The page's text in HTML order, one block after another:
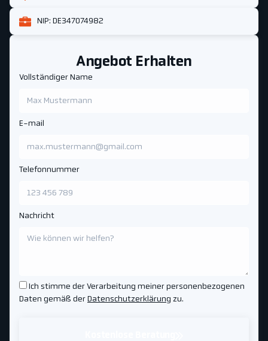
Angebot Erhalten
Vollständiger Name
E-mail
Telefonnummer
Nachricht
Ich stimme der Verarbeitung meiner personenbezogenen
Daten gemäß der Datenschutzerklärung zu.
NIP: DE347074982